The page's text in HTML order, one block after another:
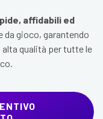
affidabili ed
da gioco, garantendo
qualità per tutte le